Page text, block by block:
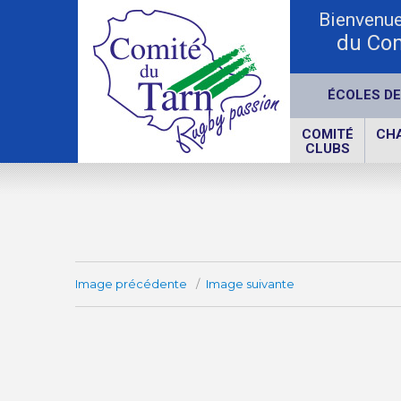
du
ÉCOLES
COMITÉ
CLUBS
Image précédente Image suivante